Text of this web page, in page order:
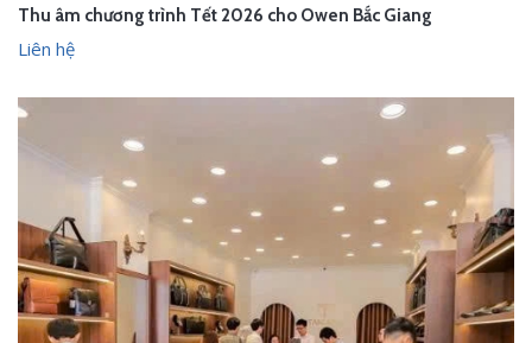
Thu âm chương trình Tết 2026 cho Owen Bắc Giang
Liên hệ